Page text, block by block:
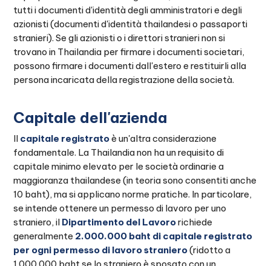
tutti i documenti d'identità degli amministratori e degli
azionisti (documenti d'identità thailandesi o passaporti
stranieri). Se gli azionisti o i direttori stranieri non si
trovano in Thailandia per firmare i documenti societari,
possono firmare i documenti dall'estero e restituirli alla
persona incaricata della registrazione della società.
Capitale dell'azienda
Il capitale registratoè un'altra considerazione
fondamentale. La Thailandia non ha un requisito di
capitale minimo elevato per le società ordinarie a
maggioranza thailandese (in teoria sono consentiti anche
10 baht), ma si applicano norme pratiche. In particolare,
se intende ottenere un permesso di lavoro per uno
straniero, il Dipartimento del Lavororichiede
generalmente 2.000.000 baht di capitale registrato
per ogni permesso di lavoro straniero(ridotto a